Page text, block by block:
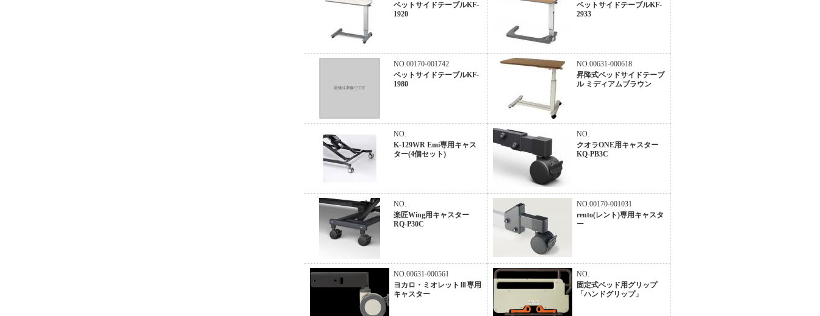
ベットサイドテーブルKF-
1920
ベットサイドテーブルKF-
2933
NO.00170-001742
ベットサイドテーブルKF-
1980
NO.00631-000618
昇降式ベッドサイドテーブ
ル ミディアムブラウン
NO.
K-129WR Emi専用キャス
ター(4個セット)
NO.
クオラONE用キャスター
KQ-PB3C
NO.
楽匠Wing用キャスター
RQ-P30C
NO.00170-001031
rento(レント)専用キャスタ
ー
NO.00631-000561
ヨカロ・ミオレットⅢ専用
キャスター
NO.
固定式ベッド用グリップ
「ハンドグリップ」